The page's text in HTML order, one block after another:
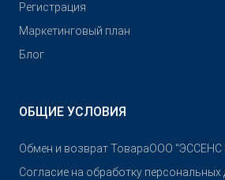
Pегистрация
Маркетинговый план
Блог
ОБЩИЕ УСЛОВИЯ
Обмен и возврат ТовараOOO
Согласие на обработку персональных